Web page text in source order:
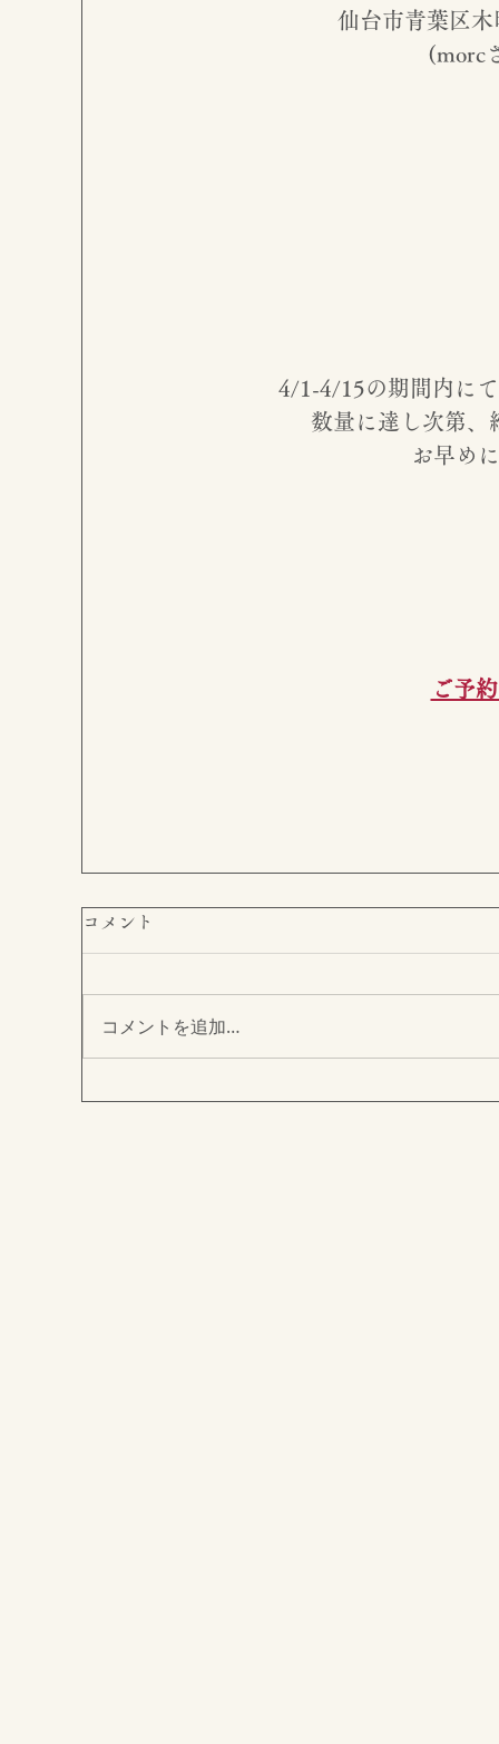
仙台市青葉区
(morc
4/1-4/15の期間内に
数量に達し次第、
お早め
ご予
コメント
コメントを追加…